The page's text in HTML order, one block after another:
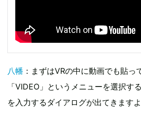
八幡 ：まずはVRの中に動画でも貼っ
「VIDEO」というメニューを選択す
を入力するダイアログが出てきます